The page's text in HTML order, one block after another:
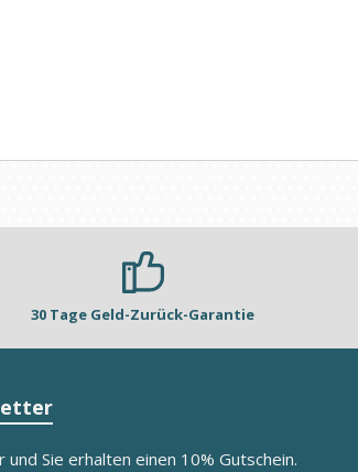
30 Tage Geld-Zurück-Garantie
Sie erhalten einen 10% Gutschein.